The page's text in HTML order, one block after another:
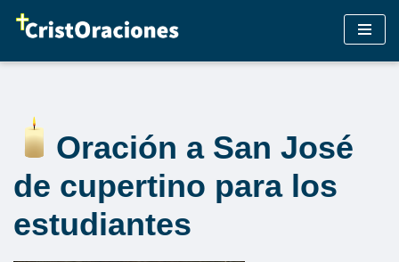
Oración a San José
de cupertino para los
estudiantes